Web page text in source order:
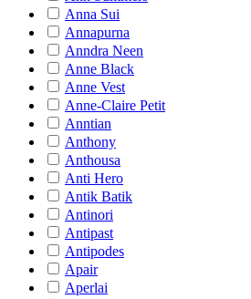
Anna Sui
Annapurna
Anndra Neen
Anne Black
Anne Vest
Anne-Claire Petit
Anntian
Anthony
Anthousa
Anti Hero
Antik Batik
Antinori
Antipast
Antipodes
Apair
Aperlai